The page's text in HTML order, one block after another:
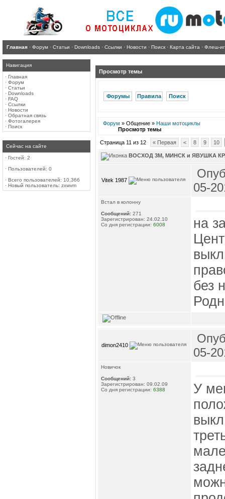
Главная · Форум · Статьи · Downloads · Ссылки · Новости · Поиск · Карта сайта · Флеш-
Навигация
· Главная
· Форум
· Статьи
· Downloads
· FAQ
· Ссылки
· Новости
· Обратная связь
· Фотогалерея
· Поиск
Сейчас на сайте
· Гостей: 2
· Пользователей: 0
· Всего пользователей: 10,366
· Новый пользователь: zxwvm
Просмотр темы
Форумы Правила Поиск
Форум » Общение » Наши мотоциклы
Просмотр темы
Страница 11 из 12 « Первая < 8 9 10
ВОСХОД 3М, МИНСК и ЯВУШКА
Vitek 1987
05-
Встал в колонну
Сообщений: 271
Зарегистрирован: 24.02.10
Со дня регистрации: 6008
на
без
dimon2410
05-
Новичок
Сообщений: 3
Зарегистрирован: 09.02.09
Со дня регистрации: 6388
У